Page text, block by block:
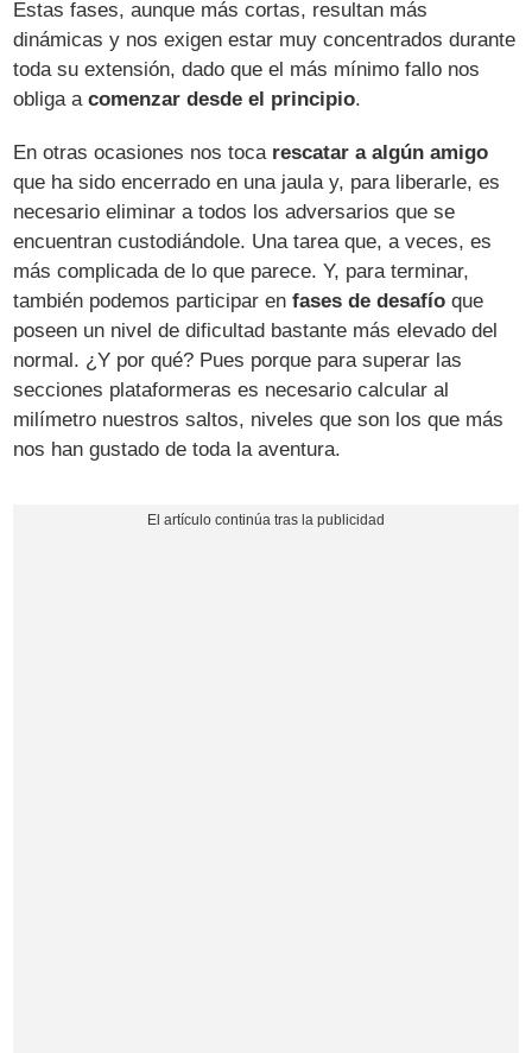
Estas fases, aunque más cortas, resultan más
dinámicas y nos exigen estar muy concentrados durante
toda su extensión, dado que el más mínimo fallo nos
obliga acomenzar desde el principio.
En otras ocasiones nos toca rescatar a algún amigo
que ha sido encerrado en una jaula y, para liberarle, es
necesario eliminar a todos los adversarios que se
encuentran custodiándole. Una tarea que, a veces, es
más complicada de lo que parece. Y, para terminar,
también podemos participar enfases de desafío que
poseen un nivel de dificultad bastante más elevado del
normal. ¿Y por qué? Pues porque para superar las
secciones plataformeras es necesario calcular al
milímetro nuestros saltos, niveles que son los que más
nos han gustado de toda la aventura.